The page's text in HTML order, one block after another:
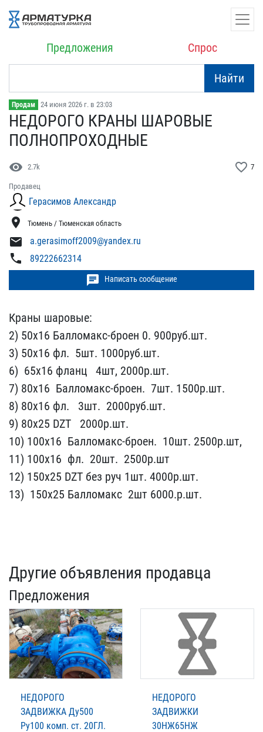
Предложения Спрос
Найти
Продам 24 июня 2026 г. в 23:03
НЕДОРОГО КРАНЫ ШАРОВЫЕ ​
ПОЛНОПРОХОДНЫЕ
visibility 2.7k favorite_border 7
Продавец
Герасимов Александр
location_on Тюмень / Тюменская область
mail a.gerasimoff2009@yandex.ru
phone 89222662314
chat Написать сообщение
Краны шаровые:
2) 50​х16 Балломакс-б​роен 0. 90​0руб.шт.
3) 50х16 фл​. ​ 5шт.​ 1000руб.шт.
6) ​ 65х16 фланц ​ ​ 4шт, 2000р​.шт.
7) 80х16 ​ Балломакс-броен. ​ 7шт. 1500р.шт​.
8) 80х16 фл. ​ ​ 3шт. ​ 2000руб.шт.
9) 80​х25 DZT ​ ​ 2000р​.шт.
10) 100х16 ​ Балломакс-броен. ​ 10шт. 2500р.шт​,
11) 100х16 ​ фл. ​ 20шт. ​ 2500р.шт
12) 1​50х25 DZT без руч​ 1шт.​ 4000р.шт.
13) ​ 150х25 Баллом​акс ​ 2шт 6000.р.​шт.
Другие объявления продавца
Предложения
НЕДОРОГО
ЗАДВИЖКА Ду500
Ру100 комп. ст. 20ГЛ.
НЕДОРОГО
ЗАДВИЖКИ
30НЖ65НЖ